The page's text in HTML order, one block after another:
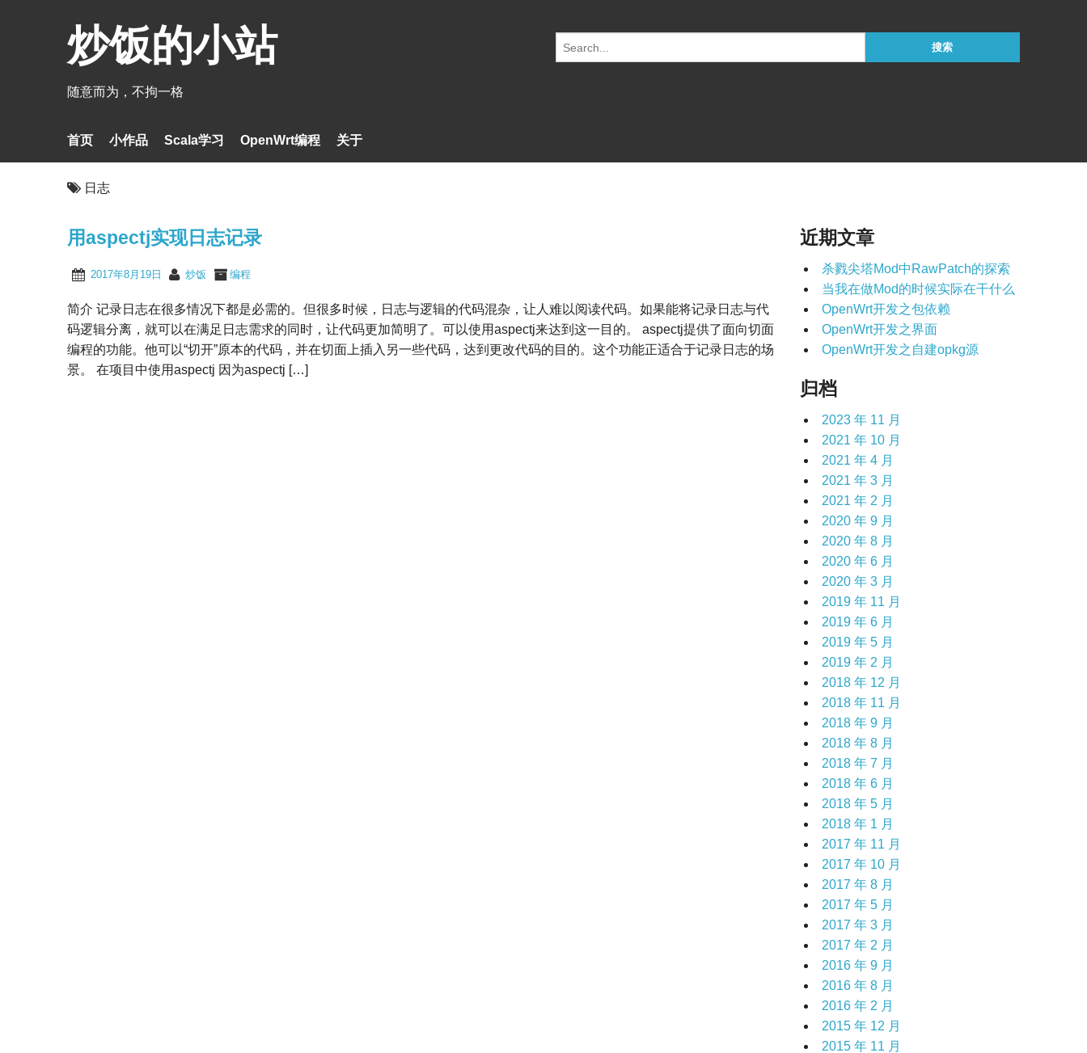
炒饭的小站
随意而为，不拘一格
首页 小作品 Scala学习 OpenWrt编程 关于
日志
用aspectj实现日志记录
2017年8月19日 炒饭 编程
简介 记录日志在很多情况下都是必需的。但很多时候，日志与逻辑的代码混杂，让人难以阅读代码。如果能将记录日志与代
码逻辑分离，就可以在满足日志需求的同时，让代码更加简明了。可以使用aspectj来达到这一目的。 aspectj提供了面向切面
编程的功能。他可以“切开”原本的代码，并在切面上插入另一些代码，达到更改代码的目的。这个功能正适合于记录日志的场
景。 在项目中使用aspectj 因为aspectj […]
近期文章
杀戮尖塔Mod中RawPatch的探索
当我在做Mod的时候实际在干什么
OpenWrt开发之包依赖
OpenWrt开发之界面
OpenWrt开发之自建opkg源
归档
2023 年 11 月
2021 年 10 月
2021 年 4 月
2021 年 3 月
2021 年 2 月
2020 年 9 月
2020 年 8 月
2020 年 6 月
2020 年 3 月
2019 年 11 月
2019 年 6 月
2019 年 5 月
2019 年 2 月
2018 年 12 月
2018 年 11 月
2018 年 9 月
2018 年 8 月
2018 年 7 月
2018 年 6 月
2018 年 5 月
2018 年 1 月
2017 年 11 月
2017 年 10 月
2017 年 8 月
2017 年 5 月
2017 年 3 月
2017 年 2 月
2016 年 9 月
2016 年 8 月
2016 年 2 月
2015 年 12 月
2015 年 11 月